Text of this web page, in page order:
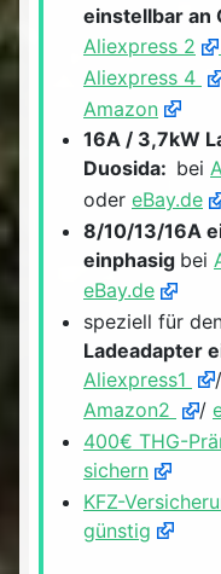
einstellbar an
Aliexpress 2
Aliexpress 4
Amazon
16A / 3,7kW
Duosida: bei
oder eBay.de
8/10/13/16A
einphasig bei
eBay.de
speziell für
Ladeadapter
Aliexpress1
/
Amazon2
/
400€ THG-
sichern
KFZ-
günstig